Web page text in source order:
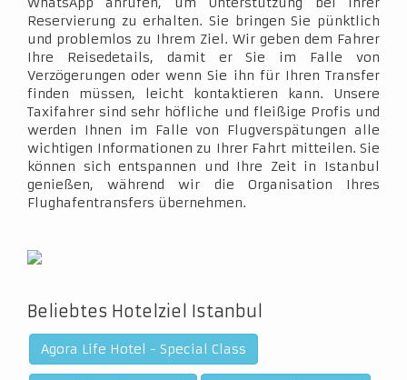
Reservierung zu erhalten. Sie bringen Sie pünktlich
und problemlos zu Ihrem Ziel. Wir geben dem Fahrer
Ihre Reisedetails, damit er Sie im Falle von
Verzögerungen oder wenn Sie ihn für Ihren Transfer
finden müssen, leicht kontaktieren kann. Unsere
Taxifahrer sind sehr höfliche und fleißige Profis und
werden Ihnen im Falle von Flugverspätungen alle
wichtigen Informationen zu Ihrer Fahrt mitteilen. Sie
können sich entspannen und Ihre Zeit in Istanbul
genießen, während wir die Organisation Ihres
Flughafentransfers übernehmen.
Beliebtes Hotelziel Istanbul
Agora Life Hotel - Special Class